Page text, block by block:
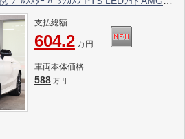
ﾊﾟﾅﾒﾘｶｰﾅｸﾞﾘﾙ 赤幌 9AT 2年保証
支払総額
604.2 万円
車両本体価格
588 万円